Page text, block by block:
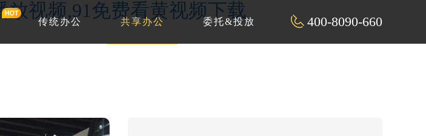
放视频,91免费看黄视频下载
400-8090-660
传统办公 共享办公 委托&投放